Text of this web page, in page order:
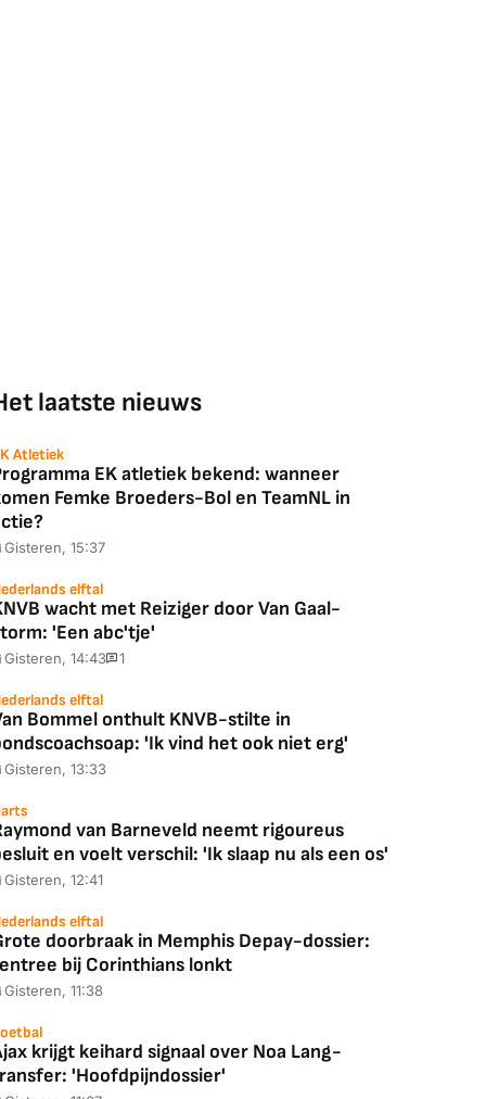
laatste nieuws
Atletiek
EK atletiek bekend: wanneer
Femke Broeders-Bol en TeamNL in
Gisteren, 15:37
elftal
wacht met Reiziger door Van Gaal-
'Een abc'tje'
Gisteren, 14:43 1
elftal
Bommel onthult KNVB-stilte in
'Ik vind het ook niet erg'
Gisteren, 13:33
van Barneveld neemt rigoureus
en voelt verschil: 'Ik slaap nu als een os'
Gisteren, 12:41
elftal
doorbraak in Memphis Depay-dossier:
bij Corinthians lonkt
Gisteren, 11:38
krijgt keihard signaal over Noa Lang-
'Hoofdpijndossier'